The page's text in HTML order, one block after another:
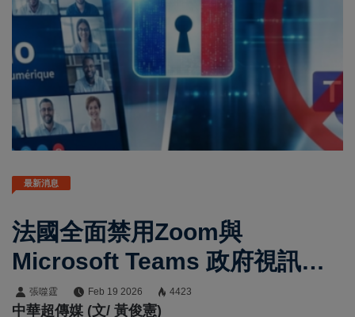
最新消息
法國全面禁用Zoom與
Microsoft Teams 政府視訊通
信改用本土平台Visio維護數位
張噬霆 Feb 19 2026 4423
中華超傳媒 (文/ 黃俊憲)